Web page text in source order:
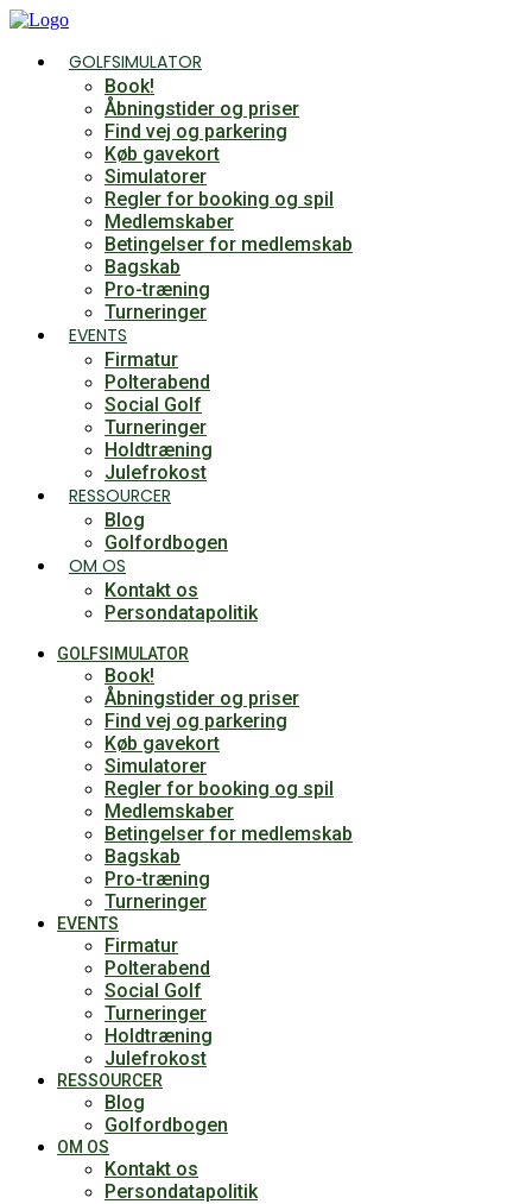
Videre
indhold
GOLFSIMULATOR
Book!
Åbningstider og priser
Find vej og parkering
Køb gavekort
Simulatorer
Regler for booking og spil
Medlemskaber
Betingelser for medlemskab
Bagskab
Pro-træning
Turneringer
EVENTS
Firmatur
Polterabend
Social Golf
Turneringer
Holdtræning
Julefrokost
RESSOURCER
Blog
Golfordbogen
OM OS
Kontakt os
Persondatapolitik
GOLFSIMULATOR
Book!
Åbningstider og priser
Find vej og parkering
Køb gavekort
Simulatorer
Regler for booking og spil
Medlemskaber
Betingelser for medlemskab
Bagskab
Pro-træning
Turneringer
EVENTS
Firmatur
Polterabend
Social Golf
Turneringer
Holdtræning
Julefrokost
RESSOURCER
Blog
Golfordbogen
OM OS
Kontakt os
Persondatapolitik